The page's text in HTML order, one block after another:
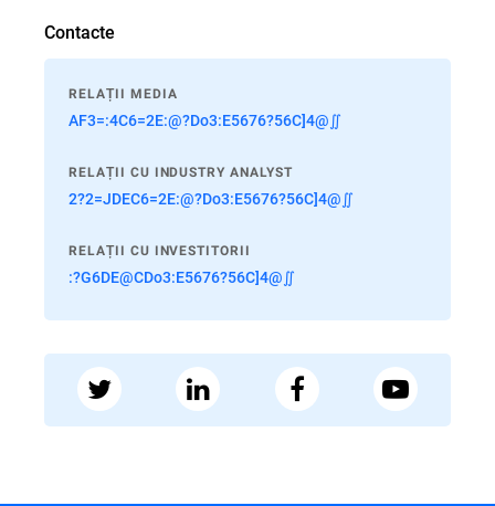
Contacte
RELAȚII MEDIA
AF3=:4C6=2E:@?Do3:E5676?56C]4@∬
RELAȚII CU INDUSTRY ANALYST
2?2=JDEC6=2E:@?Do3:E5676?56C]4@∬
RELAȚII CU INVESTITORII
:?G6DE@CDo3:E5676?56C]4@∬